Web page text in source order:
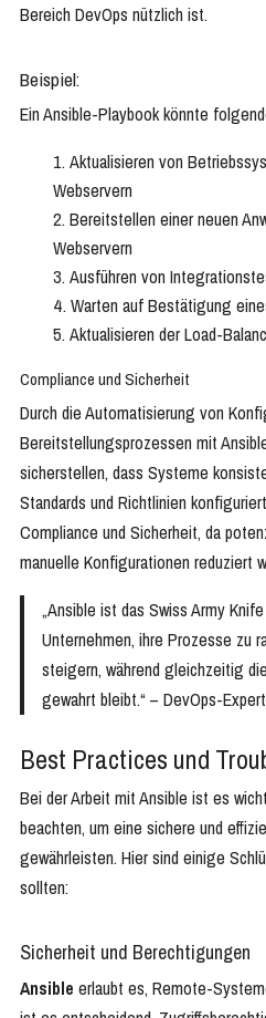
Bereich DevOps nützlich ist.
Beispiel:
Ein Ansible-Playbook könnte
Aktualisieren von
Webservern
Bereitstellen einer neuen
Webservern
Ausführen von
Warten auf Bestätigung
Aktualisieren der Load-
Compliance und Sicherheit
Durch die Automatisierung von
Bereitstellungsprozessen mit
sicherstellen, dass Systeme
Standards und Richtlinien
Compliance und Sicherheit, da
manuelle Konfigurationen reduziert
„Ansible ist das Swiss Army
Unternehmen, ihre Prozesse zu
steigern, während gleichzeitig
gewahrt bleibt.“ – DevOps-
Best Practices und
Bei der Arbeit mit Ansible ist es
beachten, um eine sichere und
gewährleisten. Hier sind einige
sollten:
Sicherheit und Berechtigungen
Ansible erlaubt es, Remote-